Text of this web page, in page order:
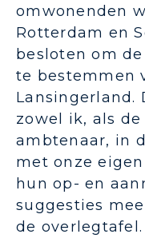
omwonenden
Rotterdam en
besloten om
te bestemmen
Lansingerland.
zowel ik, als
ambtenaar, in
met onze
hun op- en
suggesties
de